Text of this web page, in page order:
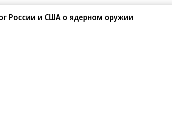
России и США о ядерном оружии